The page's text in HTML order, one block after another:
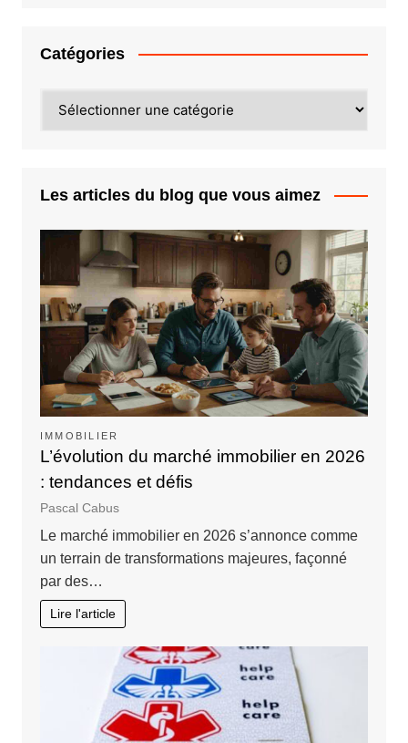
Catégories
Les articles du blog que vous aimez
IMMOBILIER
L’évolution du marché immobilier en 2026
: tendances et défis
Pascal Cabus
Le marché immobilier en 2026 s’annonce comme
un terrain de transformations majeures, façonné
par des…
Lire l'article